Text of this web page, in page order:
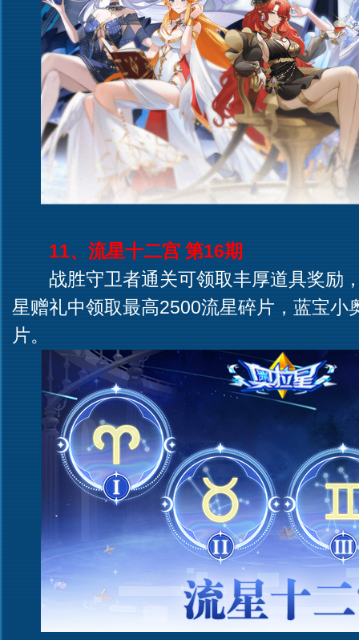
11、流星十二宫 第16期
战胜守卫者通关可领取丰厚道具奖励
星赠礼中领取最高2500流星碎片，蓝宝小
片。